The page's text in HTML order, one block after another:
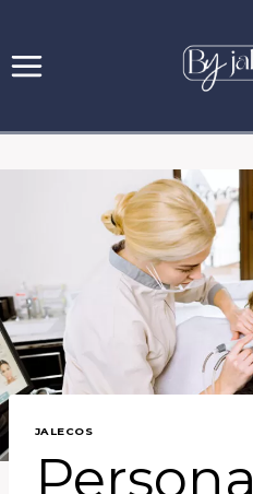
JALECOS